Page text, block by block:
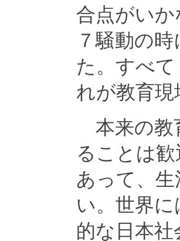
合点がい
７騒動の
た。すべ
れが教育
本来の教
ることは
あって、
い。世界
的な日本